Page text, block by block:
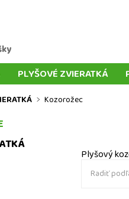
PLYŠOVÉ ZVIERATKÁ
PLYŠOVÉ KĽÚČENKY
Kozorožec
Plyšový
Radiť